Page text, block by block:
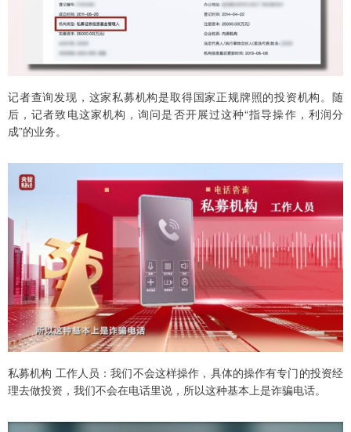
记者查询发现，这家私募机构是取得国家正规牌照的投资机构。随
后，记者致电这家机构，询问是否开展过这种“指导操作，利润分
成”的业务。
私募机构 工作人员：我们不会这样操作，具体的操作有专门的投资经
理去做投资，我们不会在电话里说，所以这种基本上是诈骗电话。